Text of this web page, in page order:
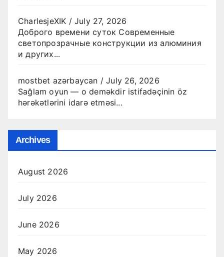
CharlesjeXIK /July 27, 2026
Доброго времени суток Современные
светопрозрачные конструкции из алюминия
и других...
mostbet azərbaycan /July 26, 2026
Sağlam oyun — o deməkdir istifadəçinin öz
hərəkətlərini idarə etməsi...
Archives
August 2026
July 2026
June 2026
May 2026